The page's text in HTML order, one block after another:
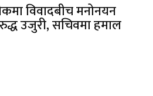
विवादबीच मनोनयन
उजुरी, सचिवमा हमाल